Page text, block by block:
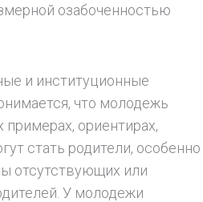
озабоченностью
и институционные
что молодежь
ориентирах,
стать родители, особенно
отсутствующих или
У молодежи